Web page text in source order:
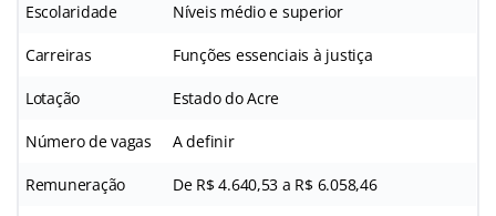
Escolaridade Níveis médio e superior
Carreiras Funções essenciais à justiça
Lotação Estado do Acre
Número de vagas A definir
Remuneração De R$ 4.640,53 a R$ 6.058,46